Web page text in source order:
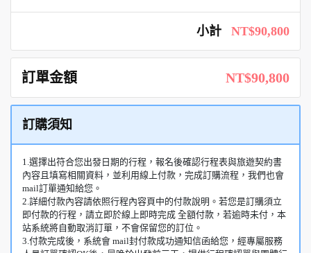
小計 NT$90,800
訂單金額 NT$90,800
訂購須知
1.選擇出符合您出發日期的行程，報名後確認行程表與旅遊契約書
內容且填寫相關資料，並利用線上付款，完成訂購流程，我們也會
mail訂單通知給您。
2.詳細付款內容請依照行程內容頁中的付款說明。若您是訂購須立
即付款的行程，請立即於線上即時完成 全額付款，若逾時未付，本
站系統將自動取消訂單，不會保留您的訂位。
3.付款完成後，系統會 mail封付款成功通知信函給您，經專屬服務